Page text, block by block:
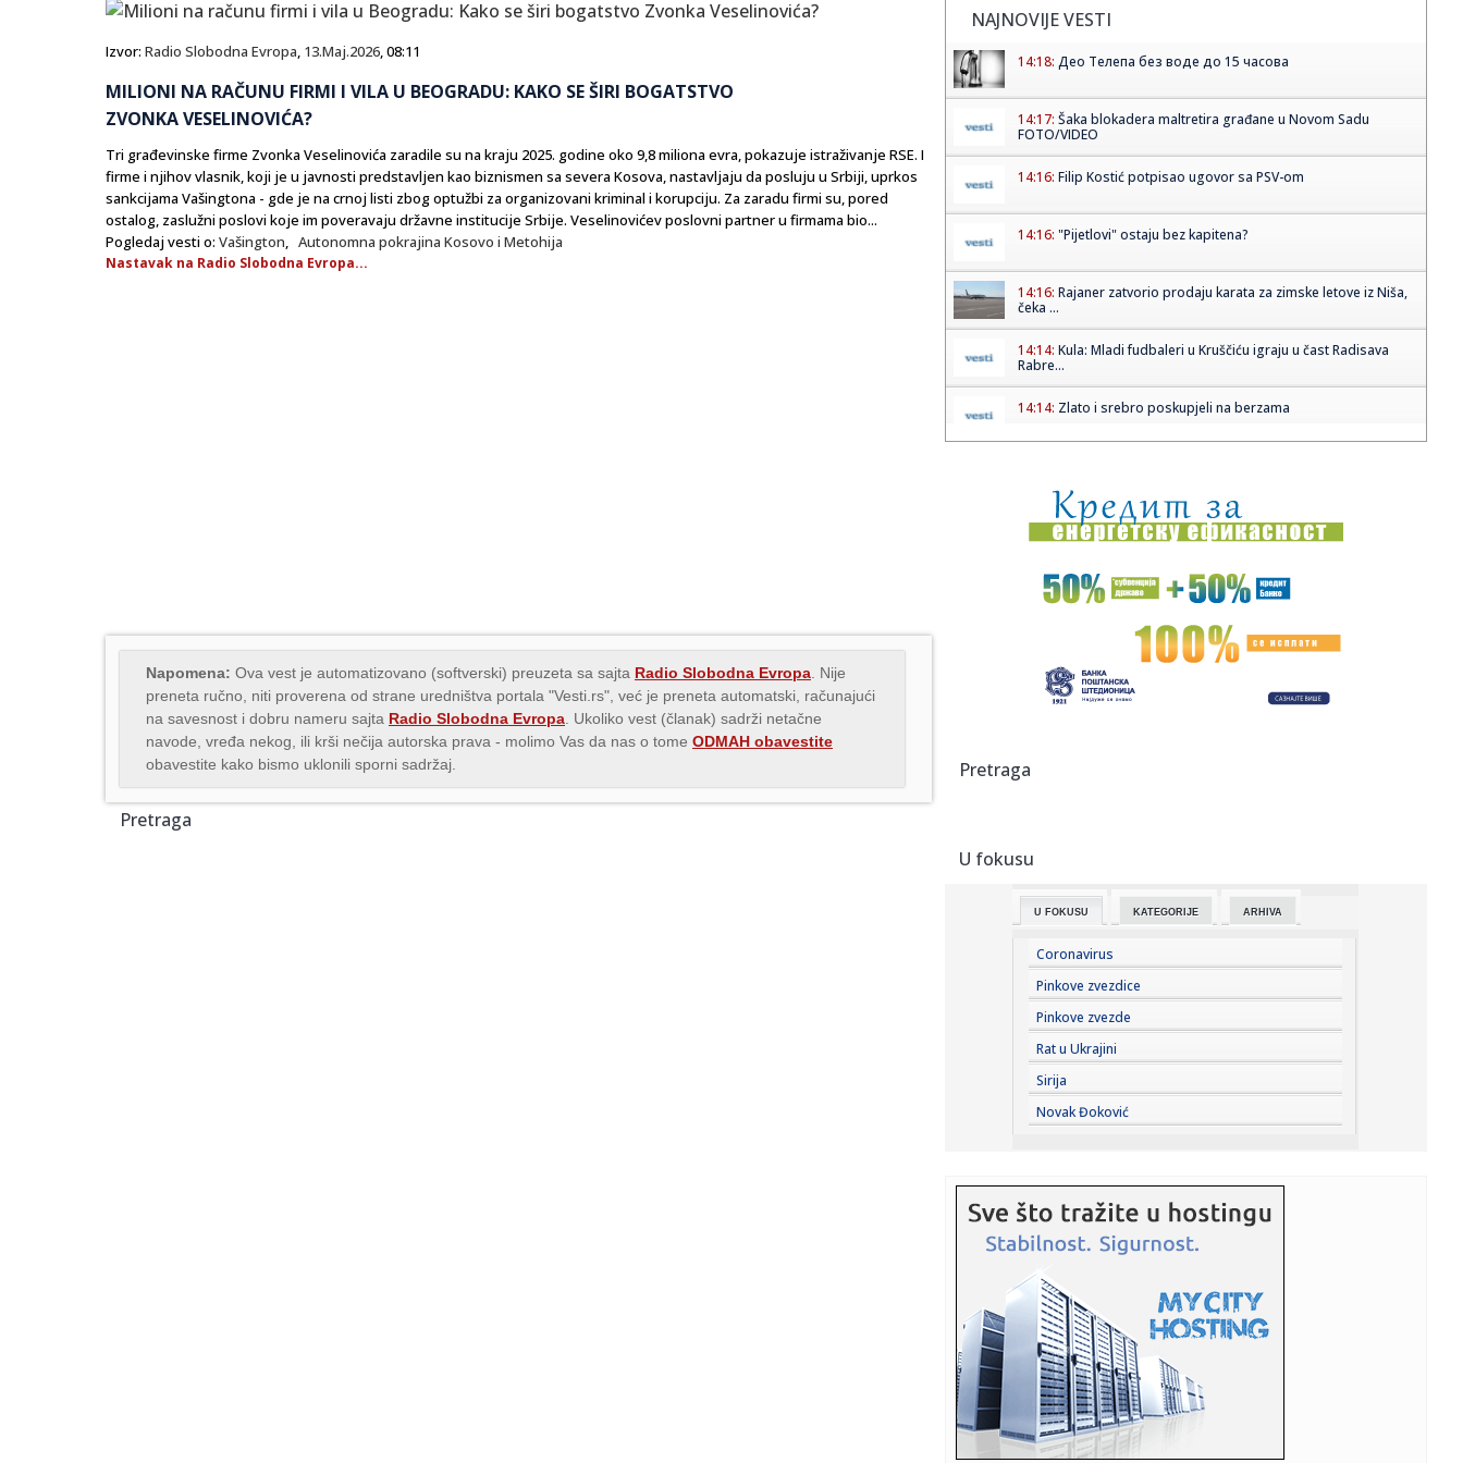
Izvor: Radio Slobodna Evropa, 13.Maj.2026, 08:11
MILIONI NA RAČUNU FIRMI I VILA U BEOGRADU: KAKO SE ŠIRI BOGATSTVO
ZVONKA VESELINOVIĆA?
Tri građevinske firme Zvonka Veselinovića zaradile su na kraju 2025. godine oko 9,8 miliona evra, pokazuje istraživanje RSE. I
firme i njihov vlasnik, koji je u javnosti predstavljen kao biznismen sa severa Kosova, nastavljaju da posluju u Srbiji, uprkos
sankcijama Vašingtona - gde je na crnoj listi zbog optužbi za organizovani kriminal i korupciju. Za zaradu firmi su, pored
ostalog, zaslužni poslovi koje im poveravaju državne institucije Srbije. Veselinovićev poslovni partner u firmama bio...
Pogledaj vesti o: Vašington, Autonomna pokrajina Kosovo i Metohija
Nastavak na Radio Slobodna Evropa...
Napomena: Ova vest je automatizovano (softverski) preuzeta sa sajta Radio Slobodna Evropa . Nije
preneta ručno, niti proverena od strane uredništva portala "Vesti.rs", već je preneta automatski, računajući
na savesnost i dobru nameru sajta Radio Slobodna Evropa . Ukoliko vest (članak) sadrži netačne
navode, vređa nekog, ili krši nečija autorska prava - molimo Vas da nas o tome ODMAH obavestite
obavestite kako bismo uklonili sporni sadržaj.
Pretraga
NAJNOVIJE VESTI
14:18: Део Телепа без воде до 15 часова
14:17: Šaka blokadera maltretira građane u Novom Sadu
FOTO/VIDEO
14:16: Filip Kostić potpisao ugovor sa PSV-om
14:16: "Pijetlovi" ostaju bez kapitena?
14:16: Rajaner zatvorio prodaju karata za zimske letove iz Niša,
čeka ...
14:14: Kula: Mladi fudbaleri u Kruščiću igraju u čast Radisava
Rabre...
14:14: Zlato i srebro poskupjeli na berzama
14:14:Radnici Željezare traže otpremnine, najavljeni protesti i
zatva...
14:13:Bez struje i bez vode u Beogradu, 8. i 9. avgust 2026.
Petrović: "Prijatelji iz Almerije pomogli da dođe Baba u
14:13:Zašto žene i dalje oklevaju upotrebu menstrualne čašice?
14:10:
14:07:
Ose su u avgustu posebno naporne: Evo šta ih privlači i
14:07:Srpkinja koja radi sezonu u Hrvatskoj progovorila o
bakšišu: Po...
14:05:Исхрана игра кључну улогу у ...
14:06:Sombor: Gradsko veće Sombora o budžetu i podršci
poljoprivredn...
14:05: Vetiran Milo Lompar – poznato zašto blokaderi smatraju
da je n...
14:04:
k...
14:04:Kula: Za vikend zatvoren put između Kule i Crvenke
14:02:Medojević se vratio u Vojvodinu, ovaj put kao član
stručnog ...
14:01:Tri poslanika Parlamenta BiH traže od visokog
Pretraga
U fokusu
U FOKUSU KATEGORIJE ARHIVA
Coronavirus
Pinkove zvezdice
Pinkove zvezde
Rat u Ukrajini
Sirija
Novak Đoković